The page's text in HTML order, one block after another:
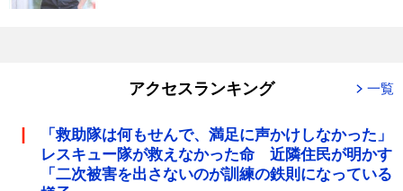
アクセスランキング 一覧
「救助隊は何もせんで、満足に声かけしなかった」
レスキュー隊が救えなかった命 近隣住民が明かす
「二次被害を出さないのが訓練の鉄則になっている